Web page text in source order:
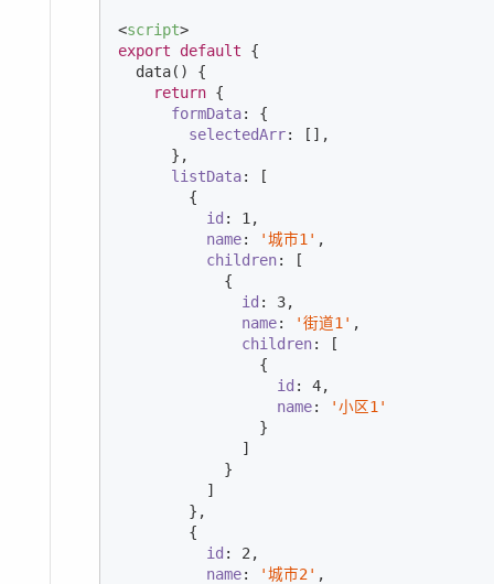
<script>
export
default {
  data() {
return {
formData: {
selectedArr: [],
      },
listData: [
        {
id : 1 ,
name: '城市1' ,
children: [
            {
id : 3,
name: '街道1' ,
children: [
                {
id : 4,
name:
'小区1'
                }
              ]
            }
          ]
        },
        {
id : 2 ,
name: '城市2' ,